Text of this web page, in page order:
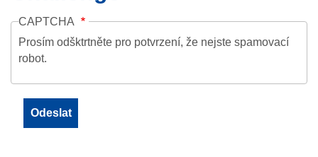
CAPTCHA
Prosím odšktrtněte pro potvrzení, že nejste spamovací
robot.